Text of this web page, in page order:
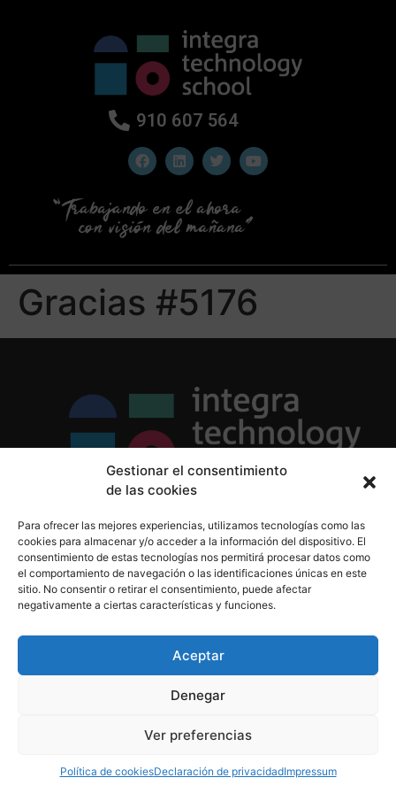
Gestionar el consentimiento
de las cookies
Para ofrecer las mejores experiencias, utilizamos tecnologías como las
cookies para almacenar y/o acceder a la información del dispositivo. El
consentimiento de estas tecnologías nos permitirá procesar datos como
el comportamiento de navegación o las identificaciones únicas en este
sitio. No consentir o retirar el consentimiento, puede afectar
negativamente a ciertas características y funciones.
Aceptar
Denegar
Ver preferencias
Política de cookiesDeclaración de privacidadImpressum
910 607 564
Gracias #5176
Política de Cookies
Aviso Legal
910 607 564
derechos reservados